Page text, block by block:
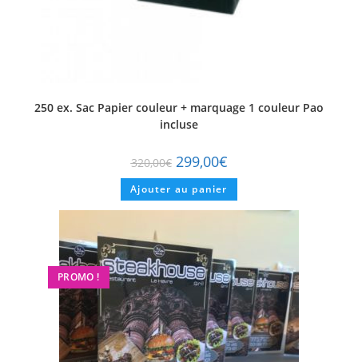
250 ex. Sac Papier couleur + marquage 1 couleur Pao
incluse
320,00€ 299,00€
Ajouter au panier
PROMO !